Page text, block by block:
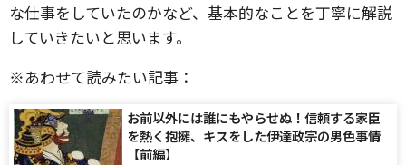
な仕事をしていたのかなど、基本的なことを丁寧に解説
していきたいと思います。
※あわせて読みたい記事：
お前以外には誰にもやらせぬ！信頼する家臣
を熱く抱擁、キスをした伊達政宗の男色事情
【前編】